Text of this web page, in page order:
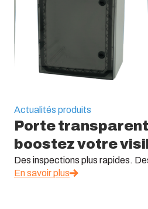
Actualités produits
Porte
boostez votre
Des inspections plus rapides.
En savoir plus